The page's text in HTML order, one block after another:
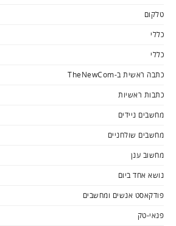
טלקום
כללי
כללי
כתבה ראשית ב-TheNewCom
כתבות ראשיות
מחשבים ניידים
מחשבים שולחניים
מחשוב ענן
נושא אחד ביום
פודקאסט אנשים ומחשבים
פנאי-טק